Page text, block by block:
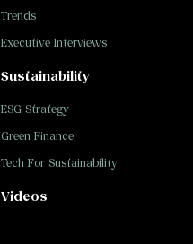
Trends
Executive Interviews
Sustainability
ESG Strategy
Green Finance
Tech For Sustainability
Videos